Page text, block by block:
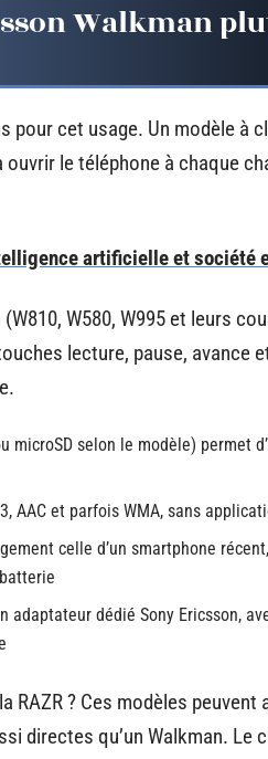
Walkman
pour cet usage. Un modèle à
le téléphone à chaque
artificielle et société
W580, W995 et leurs
lecture, pause, avance
microSD selon le modèle) permet
AAC et parfois WMA, sans
celle d’un smartphone
adaptateur dédié Sony Ericsson,
RAZR ? Ces modèles
directes qu’un Walkman. Le